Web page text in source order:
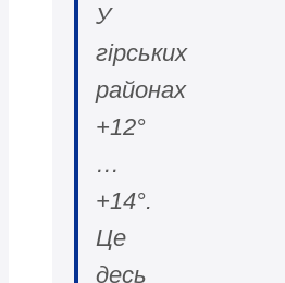
У
гірських
районах
+12°
…
+14°.
Це
десь